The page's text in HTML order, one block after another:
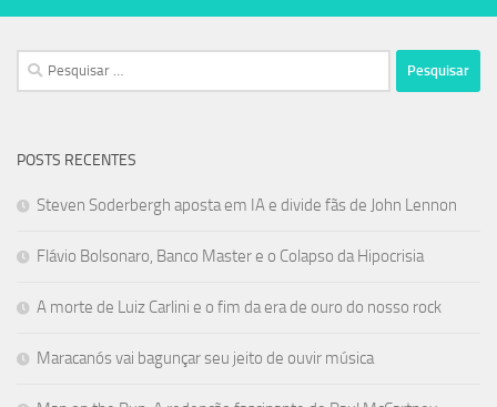
Pesquisar
por:
POSTS RECENTES
Steven Soderbergh aposta em IA e divide fãs de John Lennon
Flávio Bolsonaro, Banco Master e o Colapso da Hipocrisia
A morte de Luiz Carlini e o fim da era de ouro do nosso rock
Maracanós vai bagunçar seu jeito de ouvir música